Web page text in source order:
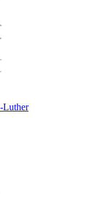
Luther